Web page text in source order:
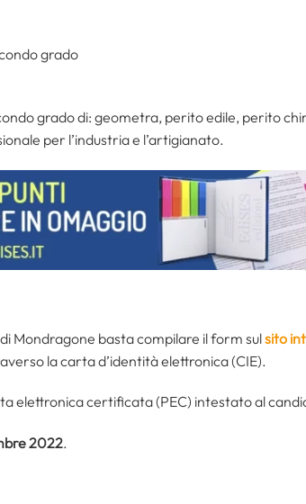
grado
grado di: geometra, perito edile, perito
per l’industria e l’artigianato.
Mondragone basta compilare il form sulsito
la carta d’identità elettronica (CIE).
elettronica certificata (PEC) intestato al
2022.